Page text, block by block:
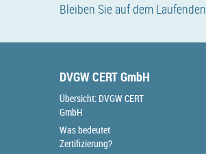
Bleiben Sie auf dem Laufenden
DVGW CERT GmbH
Übersicht: DVGW CERT
GmbH
Was bedeutet
Zertifizierung?